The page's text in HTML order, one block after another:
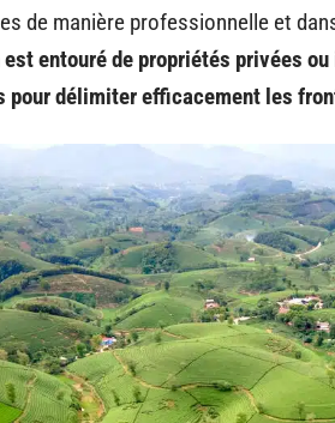
de manière professionnelle et
entouré de propriétés privées
pour délimiter efficacement les